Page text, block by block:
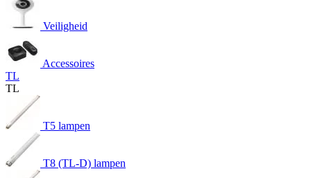
Veiligheid
Accessoires
TL
TL
T5 lampen
T8 (TL-D) lampen